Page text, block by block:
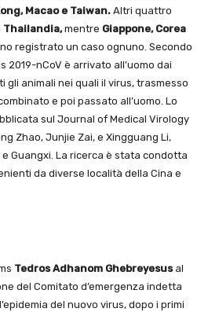
Macao e Taiwan. Altri quattro
Thailandia,mentre Giappone, Corea
registrato un caso ognuno. Secondo
2019-nCoV è arrivato all’uomo dai
gli animali nei quali il virus, trasmesso
e poi passato all’uomo. Lo
sul Journal of Medical Virology
Zhao, Junjie Zai, e Xingguang Li,
Guangxi. La ricerca è stata condotta
da diverse località della Cina e
Tedros Adhanom Ghebreyesusal
del Comitato d’emergenza indetta
del nuovo virus, dopo i primi